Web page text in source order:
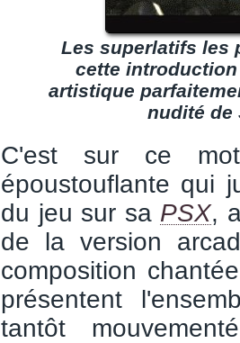
Les superlatifs les
cette
artistique
nudité de
C'est sur ce
époustouflante qui
du jeu sur sa PSX,
de la version
composition
présentent
tantôt